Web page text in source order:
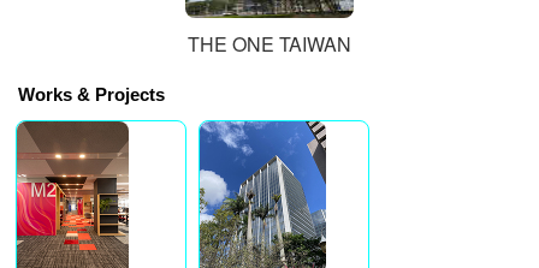
THE ONE TAIWAN
Works & Projects